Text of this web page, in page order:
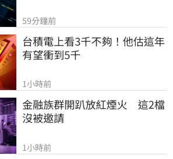
59分鐘前
台積電上看3千不夠！他估這年
有望衝到5千
1小時前
金融族群開趴放紅煙火　這2檔
沒被邀請
1小時前